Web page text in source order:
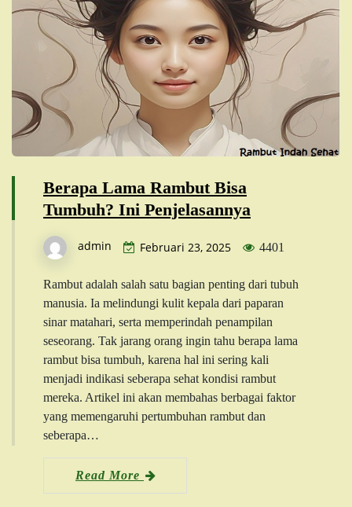
Berapa Lama Rambut Bisa
Tumbuh? Ini Penjelasannya
admin Februari 23, 2025 4401
Rambut adalah salah satu bagian penting dari tubuh
manusia. Ia melindungi kulit kepala dari paparan
sinar matahari, serta memperindah penampilan
seseorang. Tak jarang orang ingin tahu berapa lama
rambut bisa tumbuh, karena hal ini sering kali
menjadi indikasi seberapa sehat kondisi rambut
mereka. Artikel ini akan membahas berbagai faktor
yang memengaruhi pertumbuhan rambut dan
seberapa…
Read More